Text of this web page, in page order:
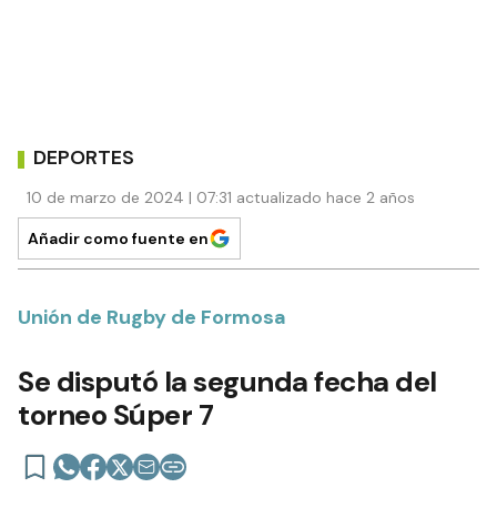
DEPORTES
10 de marzo de 2024 | 07:31 actualizado hace 2 años
Añadir como fuente en
Unión de Rugby de Formosa
Se disputó la segunda fecha del
torneo Súper 7